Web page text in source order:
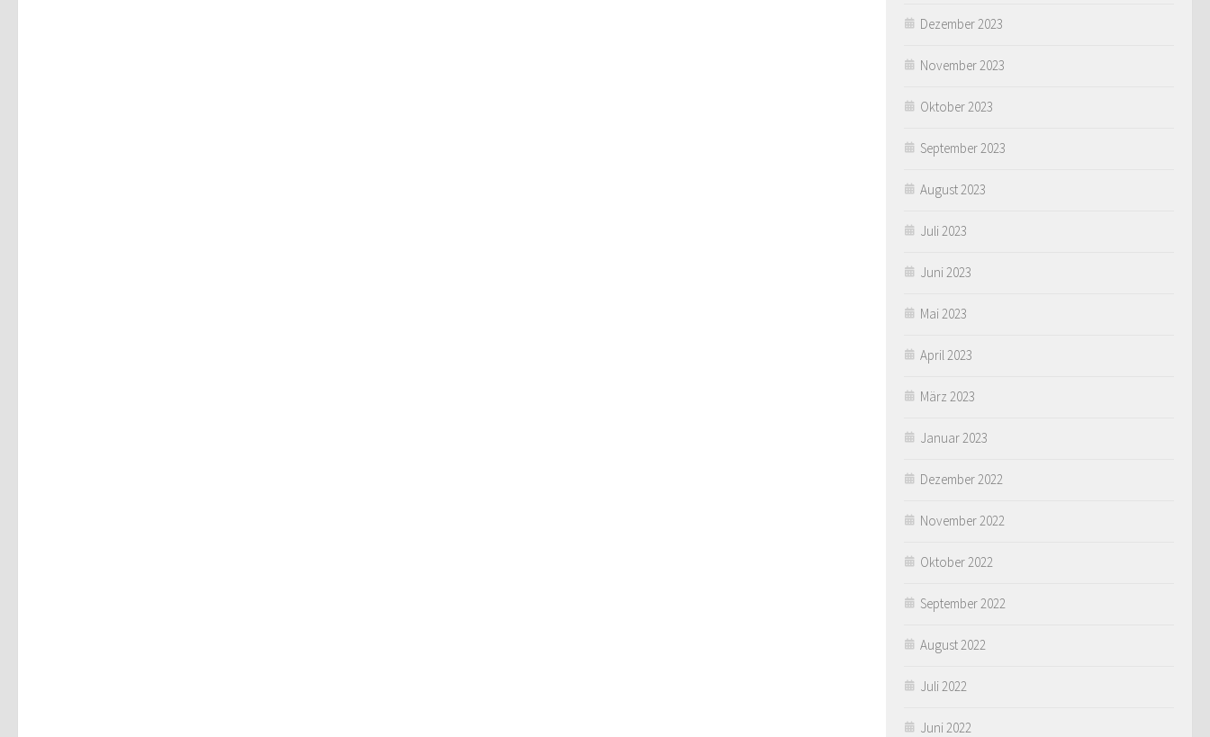
Dezember 2023
November 2023
Oktober 2023
September 2023
August 2023
Juli 2023
Juni 2023
Mai 2023
April 2023
März 2023
Januar 2023
Dezember 2022
November 2022
Oktober 2022
September 2022
August 2022
Juli 2022
Juni 2022